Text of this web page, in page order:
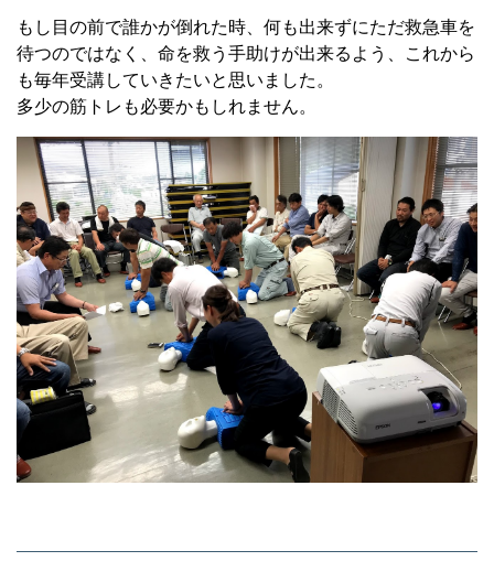
もし目の前で誰かが倒れた時、何も出来ずにただ救急車を
待つのではなく、命を救う手助けが出来るよう、これから
も毎年受講していきたいと思いました。
多少の筋トレも必要かもしれません。